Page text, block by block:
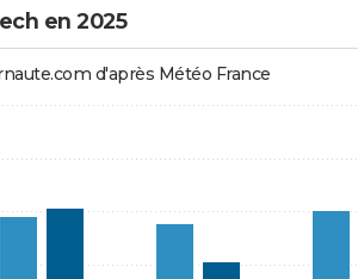
en 2025
d'après Météo France